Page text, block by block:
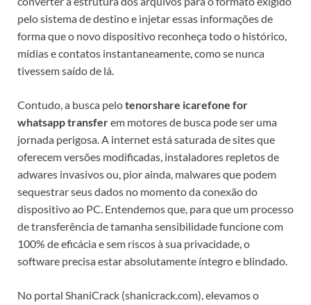
pelo sistema de destino e injetar essas informações de
forma que o novo dispositivo reconheça todo o histórico,
mídias e contatos instantaneamente, como se nunca
tivessem saído de lá.
Contudo, a busca pelotenorshare icarefone for
whatsapp transferem motores de busca pode ser uma
jornada perigosa. A internet está saturada de sites que
oferecem versões modificadas, instaladores repletos de
adwares invasivos ou, pior ainda, malwares que podem
sequestrar seus dados no momento da conexão do
dispositivo ao PC. Entendemos que, para que um processo
de transferência de tamanha sensibilidade funcione com
100% de eficácia e sem riscos à sua privacidade, o
software precisa estar absolutamente íntegro e blindado.
No portal ShaniCrack (shanicrack.com), elevamos o